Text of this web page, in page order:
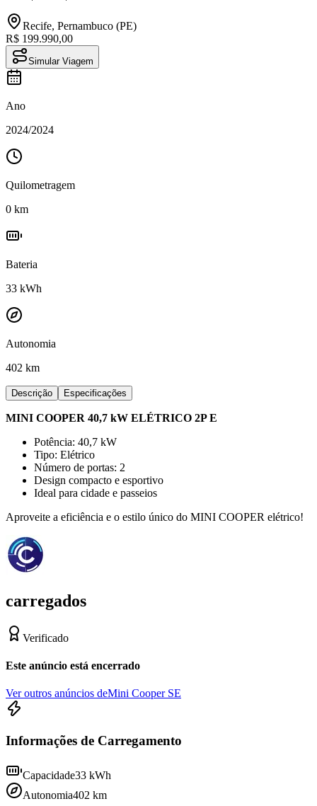
Recife, Pernambuco (PE)
R$ 199.990,00
Simular Viagem
Ano
2024/2024
Quilometragem
0 km
Bateria
33 kWh
Autonomia
402 km
Descrição Especificações
MINI COOPER 40,7 kW ELÉTRICO 2P E
Potência: 40,7 kW
Tipo: Elétrico
Número de portas: 2
Design compacto e esportivo
Ideal para cidade e passeios
Aproveite a eficiência e o estilo único do MINI COOPER elétrico!
carregados
Verificado
Este anúncio está encerrado
Ver outros anúncios deMini Cooper SE
Informações de Carregamento
Capacidade33 kWh
Autonomia402 km